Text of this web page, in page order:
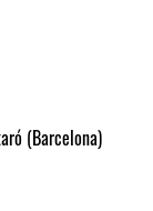
(Barcelona)